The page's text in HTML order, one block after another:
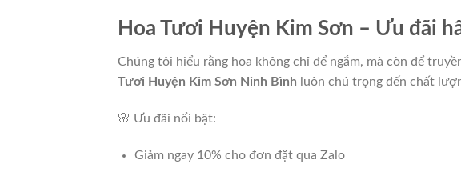
Hoa Tươi Huyện Kim Sơn – Ưu đãi
Chúng tôi hiểu rằng hoa không chỉ để ngắm, mà còn để
Tươi Huyện Kim Sơn Ninh Bình luôn chú trọng đến chất
🌸 Ưu đãi nổi bật:
Giảm ngay 10% cho đơn đặt qua Zalo